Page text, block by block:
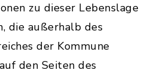
zu dieser Lebenslage
die außerhalb des
der Kommune
den Seiten des